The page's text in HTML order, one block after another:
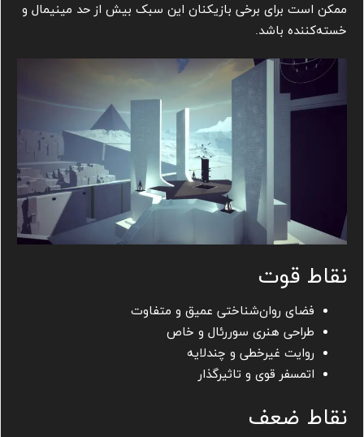
ممکن است برای برخی بازیکنان این سبک بیش از حد مینیمال و
خسته‌کننده باشد.
نقاط قوت
فضای روان‌شناختی عمیق و متفاوت
طراحی هنری سوررئال و خاص
روایت غیرخطی و چندلایه
اتمسفر قوی و تاثیرگذار
نقاط ضعف